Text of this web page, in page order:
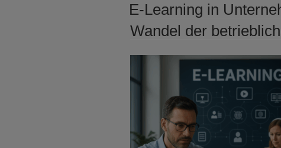
E-Learning in
Wandel der